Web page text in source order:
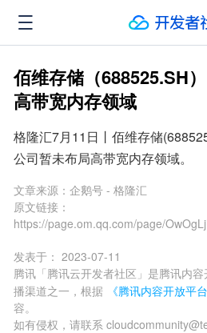
佰维存储（688525.SH
高带宽内存领域
格隆汇7月11日丨佰维存储
公司暂未布局高带宽内存领域。
文章来源： 企鹅号 - 格隆汇
原文链接：
https://page.om.qq.com/page/
发表于： 2023-07-11
腾讯「腾讯云开发者社区」是腾讯内
播渠道之一，根据
《腾讯内容开放平
容。
如有侵权，请联系